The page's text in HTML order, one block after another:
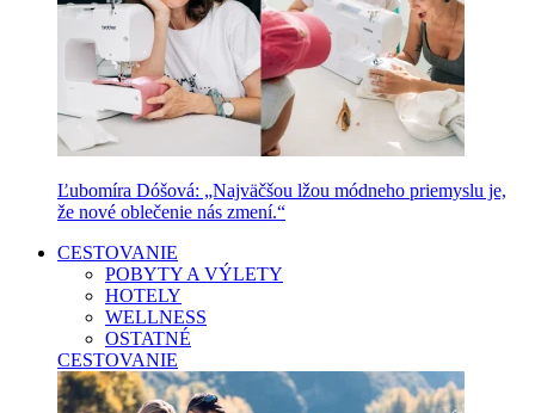
Ľubomíra Dóšová: „Najväčšou lžou módneho priemyslu je,
že nové oblečenie nás zmení.“
CESTOVANIE
POBYTY A VÝLETY
HOTELY
WELLNESS
OSTATNÉ
CESTOVANIE